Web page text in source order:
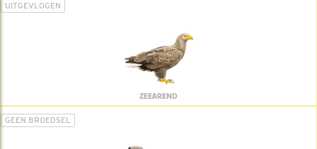
UITGEVLOGEN
ZEEAREND
GEEN BROEDSEL